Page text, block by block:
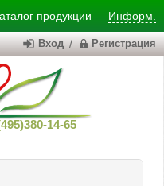
продукции Информ.
14-65
Вход / Регистрация